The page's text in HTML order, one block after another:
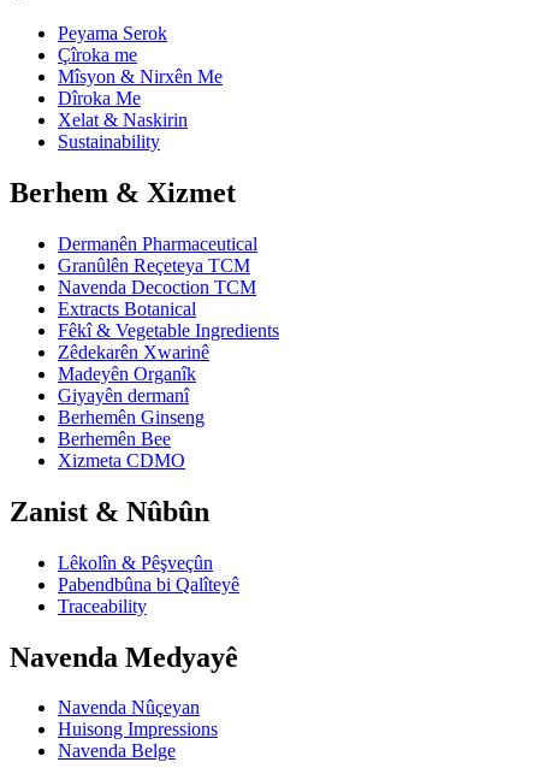
Peyama Serok
Çîroka me
Mîsyon & Nirxên Me
Dîroka Me
Xelat & Naskirin
Sustainability
Berhem & Xizmet
Dermanên Pharmaceutical
Granûlên Reçeteya TCM
Navenda Decoction TCM
Extracts Botanical
Fêkî & Vegetable Ingredients
Zêdekarên Xwarinê
Madeyên Organîk
Giyayên dermanî
Berhemên Ginseng
Berhemên Bee
Xizmeta CDMO
Zanist & Nûbûn
Lêkolîn & Pêşveçûn
Pabendbûna bi Qalîteyê
Traceability
Navenda Medyayê
Navenda Nûçeyan
Huisong Impressions
Navenda Belge